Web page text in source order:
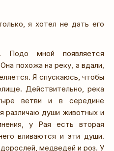
я хотел не дать его
Подо мной появляется
похожа на реку, а вдали,
Я спускаюсь, чтобы
Действительно, река
ветви и в середине
различаю души животных и
у Рая есть вторая
вливаются и эти души.
медведей и роз. У